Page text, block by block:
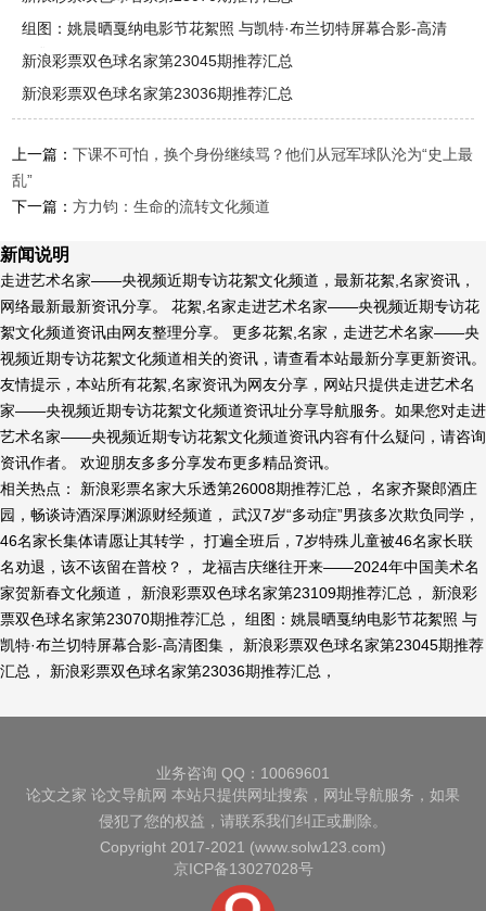
组图：姚晨晒戛纳电影节花絮照 与凯特·布兰切特屏幕合影-高清
图集
新浪彩票双色球名家第23045期推荐汇总
新浪彩票双色球名家第23036期推荐汇总
上一篇：下课不可怕，换个身份继续骂？他们从冠军球队沦为“史上最
乱”
下一篇：方力钧：生命的流转文化频道
新闻说明
走进艺术名家——央视频近期专访花絮文化频道，最新花絮,名家资讯，
网络最新最新资讯分享。 花絮,名家走进艺术名家——央视频近期专访花
絮文化频道资讯由网友整理分享。 更多花絮,名家，走进艺术名家——央
视频近期专访花絮文化频道相关的资讯，请查看本站最新分享更新资讯。
友情提示，本站所有花絮,名家资讯为网友分享，网站只提供走进艺术名
家——央视频近期专访花絮文化频道资讯址分享导航服务。如果您对走进
艺术名家——央视频近期专访花絮文化频道资讯内容有什么疑问，请咨询
资讯作者。 欢迎朋友多多分享发布更多精品资讯。
相关热点： 新浪彩票名家大乐透第26008期推荐汇总， 名家齐聚郎酒庄
园，畅谈诗酒深厚渊源财经频道， 武汉7岁“多动症”男孩多次欺负同学，
46名家长集体请愿让其转学， 打遍全班后，7岁特殊儿童被46名家长联
名劝退，该不该留在普校？， 龙福吉庆继往开来——2024年中国美术名
家贺新春文化频道， 新浪彩票双色球名家第23109期推荐汇总， 新浪彩
票双色球名家第23070期推荐汇总， 组图：姚晨晒戛纳电影节花絮照 与
凯特·布兰切特屏幕合影-高清图集， 新浪彩票双色球名家第23045期推荐
汇总， 新浪彩票双色球名家第23036期推荐汇总，
业务咨询 QQ：10069601
论文之家 论文导航网 本站只提供网址搜索，网址导航服务，如果
侵犯了您的权益，请联系我们纠正或删除。
Copyright 2017-2021 (www.solw123.com)
京ICP备13027028号